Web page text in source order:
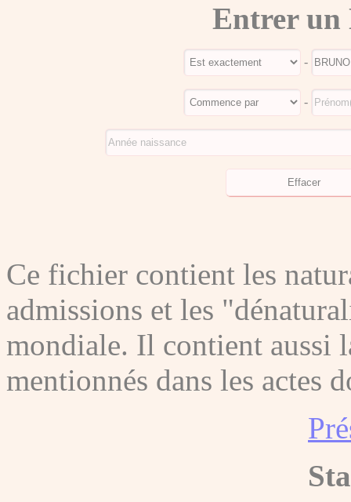
Entrer un
-
-
Ce fichier contient les
admissions et les
mondiale. Il contient aussi
mentionnés dans les actes